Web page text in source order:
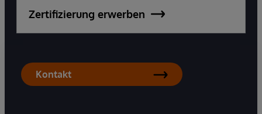
Zertifizierung erwerben
Kontakt